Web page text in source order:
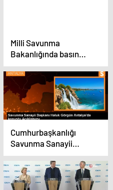
Milli Savunma
Bakanlığında basın
bilgilendirme toplantısı
yapıldı
Cumhurbaşkanlığı
Savunma Sanayii
Başkanı: Savunma ve
havacılık sanayii
ihracatı arttı